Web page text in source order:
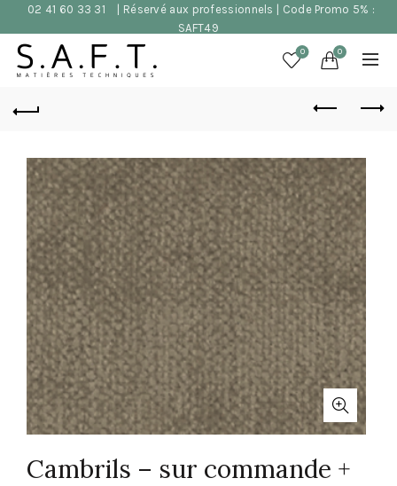
02 41 60 33 31
| Réservé aux professionnels | Code Promo 5% :
SAFT49
0 0
Cambrils – sur commande +